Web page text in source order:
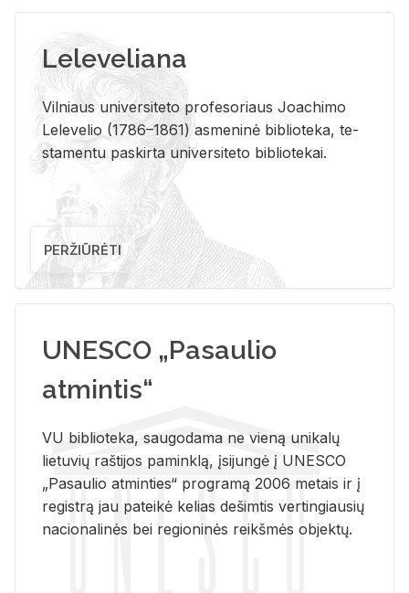
Leleveliana
Vil­niaus uni­ver­si­te­to pro­fe­so­riaus Jo­a­chi­mo
Le­le­ve­lio (1786–1861) as­me­ni­nė bi­b­lio­te­ka, te­
sta­men­tu pa­skir­ta uni­ver­si­te­to bi­b­lio­te­kai.
PERŽIŪRĖTI
UNESCO „Pasaulio
atmintis“
VU biblioteka, saugodama ne vieną unikalų
lietuvių raštijos paminklą, įsijungė į UNESCO
„Pasaulio atminties“ programą 2006 metais ir į
registrą jau pateikė kelias dešimtis vertingiausių
nacionalinės bei regioninės reikšmės objektų.